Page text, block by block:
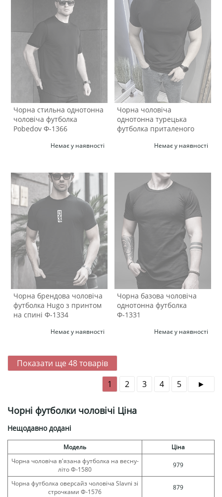
Чорна стильна однотонна
чоловіча футболка
Pobedov Ф-1366
Немає у наявності
Чорна чоловіча
однотонна турецька
футболка приталеного
Немає у наявності
Чорна брендова чоловіча
футболка Hugo з принтом
на спині Ф-1334
Немає у наявності
Чорна базова чоловіча
однотонна футболка
Ф-1331
Немає у наявності
Показати ще 48товарів
1
2 3 4 5
Чорні футболки чоловічі Ціна
Нещодавно додані
Модель
Ціна
Чорна чоловіча в'язана футболка на весну-
літо Ф-1580
979
Чорна футболка оверсайз чоловіча Slavni зі
строчками Ф-1576
879